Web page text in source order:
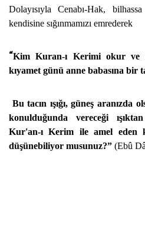
Dolayısıyla Cenabı-Hak,
kendisine sığınmamızı emrederek
“Kim Kuran-ı Kerimi okur ve
kıyamet günü anne babasına bir
Bu tacın ışığı, güneş
konulduğunda vereceği
Kur'an-ı Kerim ile amel eden
düşünebiliyor musunuz?” (Ebû